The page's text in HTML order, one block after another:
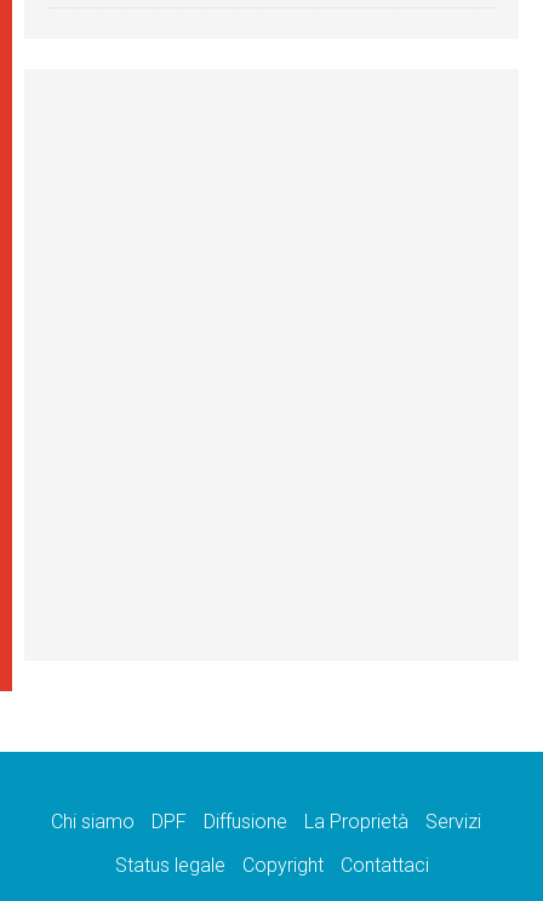
Chi siamo DPF Diffusione La Proprietà
Servizi
Status legale
Copyright Contattaci